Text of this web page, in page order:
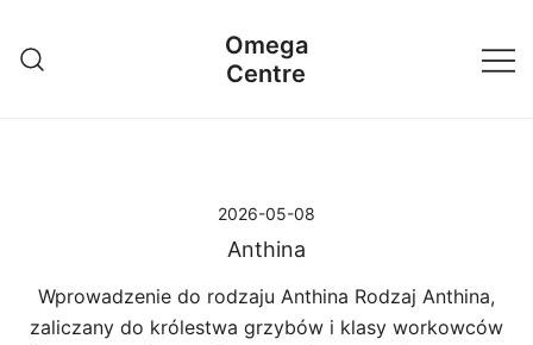
treści
Omega
Centre
2026-05-08
Anthina
Wprowadzenie do rodzaju Anthina Rodzaj Anthina,
zaliczany do królestwa grzybów i klasy workowców